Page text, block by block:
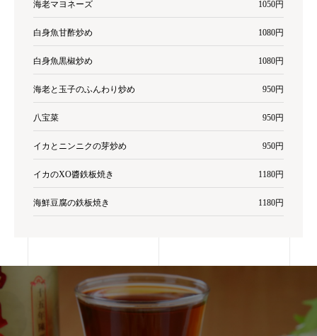
海老マヨネーズ 1050円
白身魚甘酢炒め 1080円
白身魚黒椒炒め 1080円
海老と玉子のふんわり炒め 950円
八宝菜 950円
イカとニンニクの芽炒め 950円
イカのXO醬鉄板焼き 1180円
海鮮豆腐の鉄板焼き 1180円